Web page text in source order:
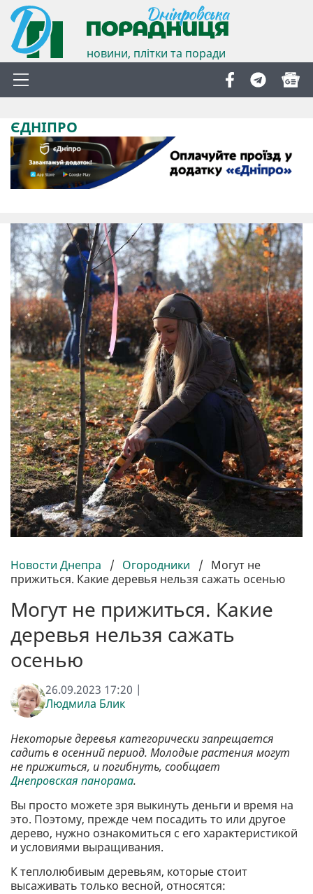
новини, плітки та поради
ЄДНІПРО
Новости Днепра / Огородники / Могут не
прижиться. Какие деревья нельзя сажать осенью
Могут не прижиться. Какие
деревья нельзя сажать
осенью
26.09.2023 17:20 |
Людмила Блик
Некоторые деревья категорически запрещается
садить в осенний период. Молодые растения могут
не прижиться, и погибнуть, сообщает
Днепровская панорама.
Вы просто можете зря выкинуть деньги и время на
это. Поэтому, прежде чем посадить то или другое
дерево, нужно ознакомиться с его характеристикой
и условиями выращивания.
К теплолюбивым деревьям, которые стоит
высаживать только весной, относятся: